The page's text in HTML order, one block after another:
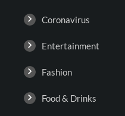
Coronavirus
Entertainment
Fashion
Food & Drinks